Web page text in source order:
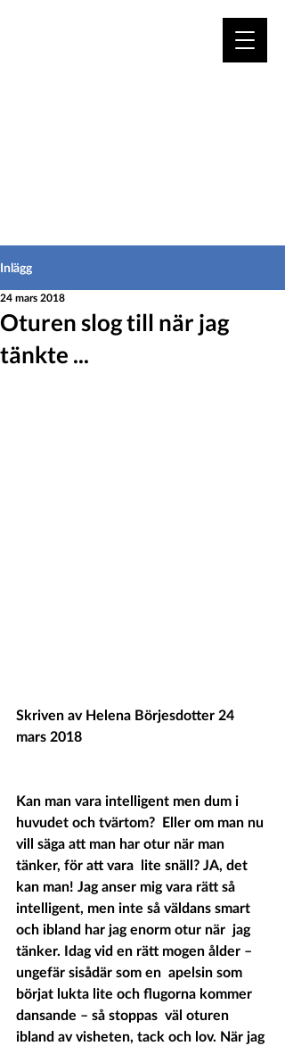
Inlägg
Oturen slog till när jag
tänkte ...
24 mars 2018
Skriven av Helena Börjesdotter 24
mars 2018
Kan man vara intelligent men dum i
huvudet och tvärtom?  Eller om man nu
vill säga att man har otur när man
tänker, för att vara  lite snäll? JA, det
kan man! Jag anser mig vara rätt så
intelligent, men inte så väldans smart
och ibland har jag enorm otur när  jag
tänker. Idag vid en rätt mogen ålder –
ungefär sisådär som en  apelsin som
börjat lukta lite och flugorna kommer
dansande – så stoppas  väl oturen
ibland av visheten, tack och lov. När jag